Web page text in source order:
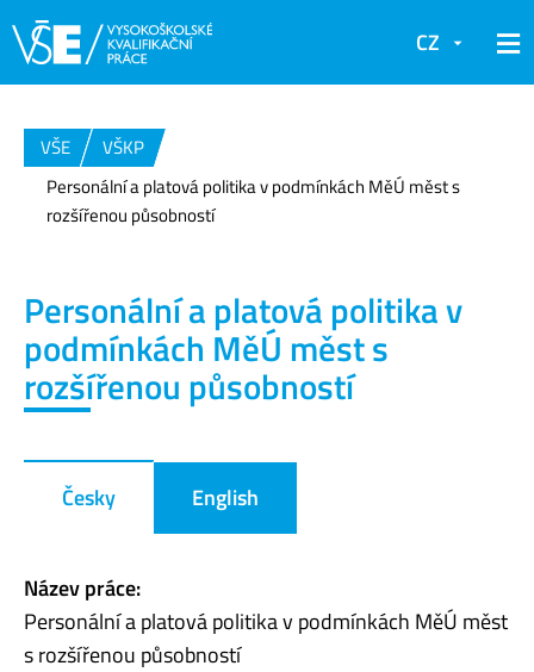
CZ
VŠE
VŠKP
Personální a platová politika v podmínkách MěÚ měst s
rozšířenou působností
Personální a platová politika v
podmínkách MěÚ měst s
rozšířenou působností
Česky English
Název práce:
Personální a platová politika v podmínkách MěÚ měst
s rozšířenou působností